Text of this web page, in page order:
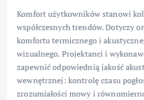
Komfort użytkowników stanowi
współczesnych trendów. Dotyczy
komfortu termicznego i
wizualnego. Projektanci i
zapewnić odpowiednią jakość
wewnętrznej: kontrolę czasu
zrozumiałości mowy i